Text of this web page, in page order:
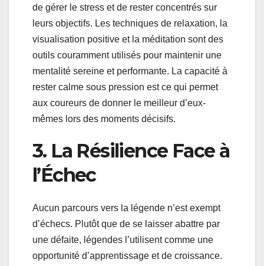
de gérer le stress et de rester concentrés sur
leurs objectifs. Les techniques de relaxation, la
visualisation positive et la méditation sont des
outils couramment utilisés pour maintenir une
mentalité sereine et performante. La capacité à
rester calme sous pression est ce qui permet
aux coureurs de donner le meilleur d’eux-
mêmes lors des moments décisifs.
3. La Résilience Face à
l’Échec
Aucun parcours vers la légende n’est exempt
d’échecs. Plutôt que de se laisser abattre par
une défaite, légendes l’utilisent comme une
opportunité d’apprentissage et de croissance.